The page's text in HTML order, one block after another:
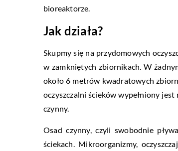
bioreaktorze.
Jak działa?
Skupmy się na przydomowych
w zamkniętych zbiornikach. W
około 6 metrów kwadratowych
oczyszczalni ścieków wypełniony
czynny.
Osad czynny, czyli swobodnie
ściekach. Mikroorganizmy,